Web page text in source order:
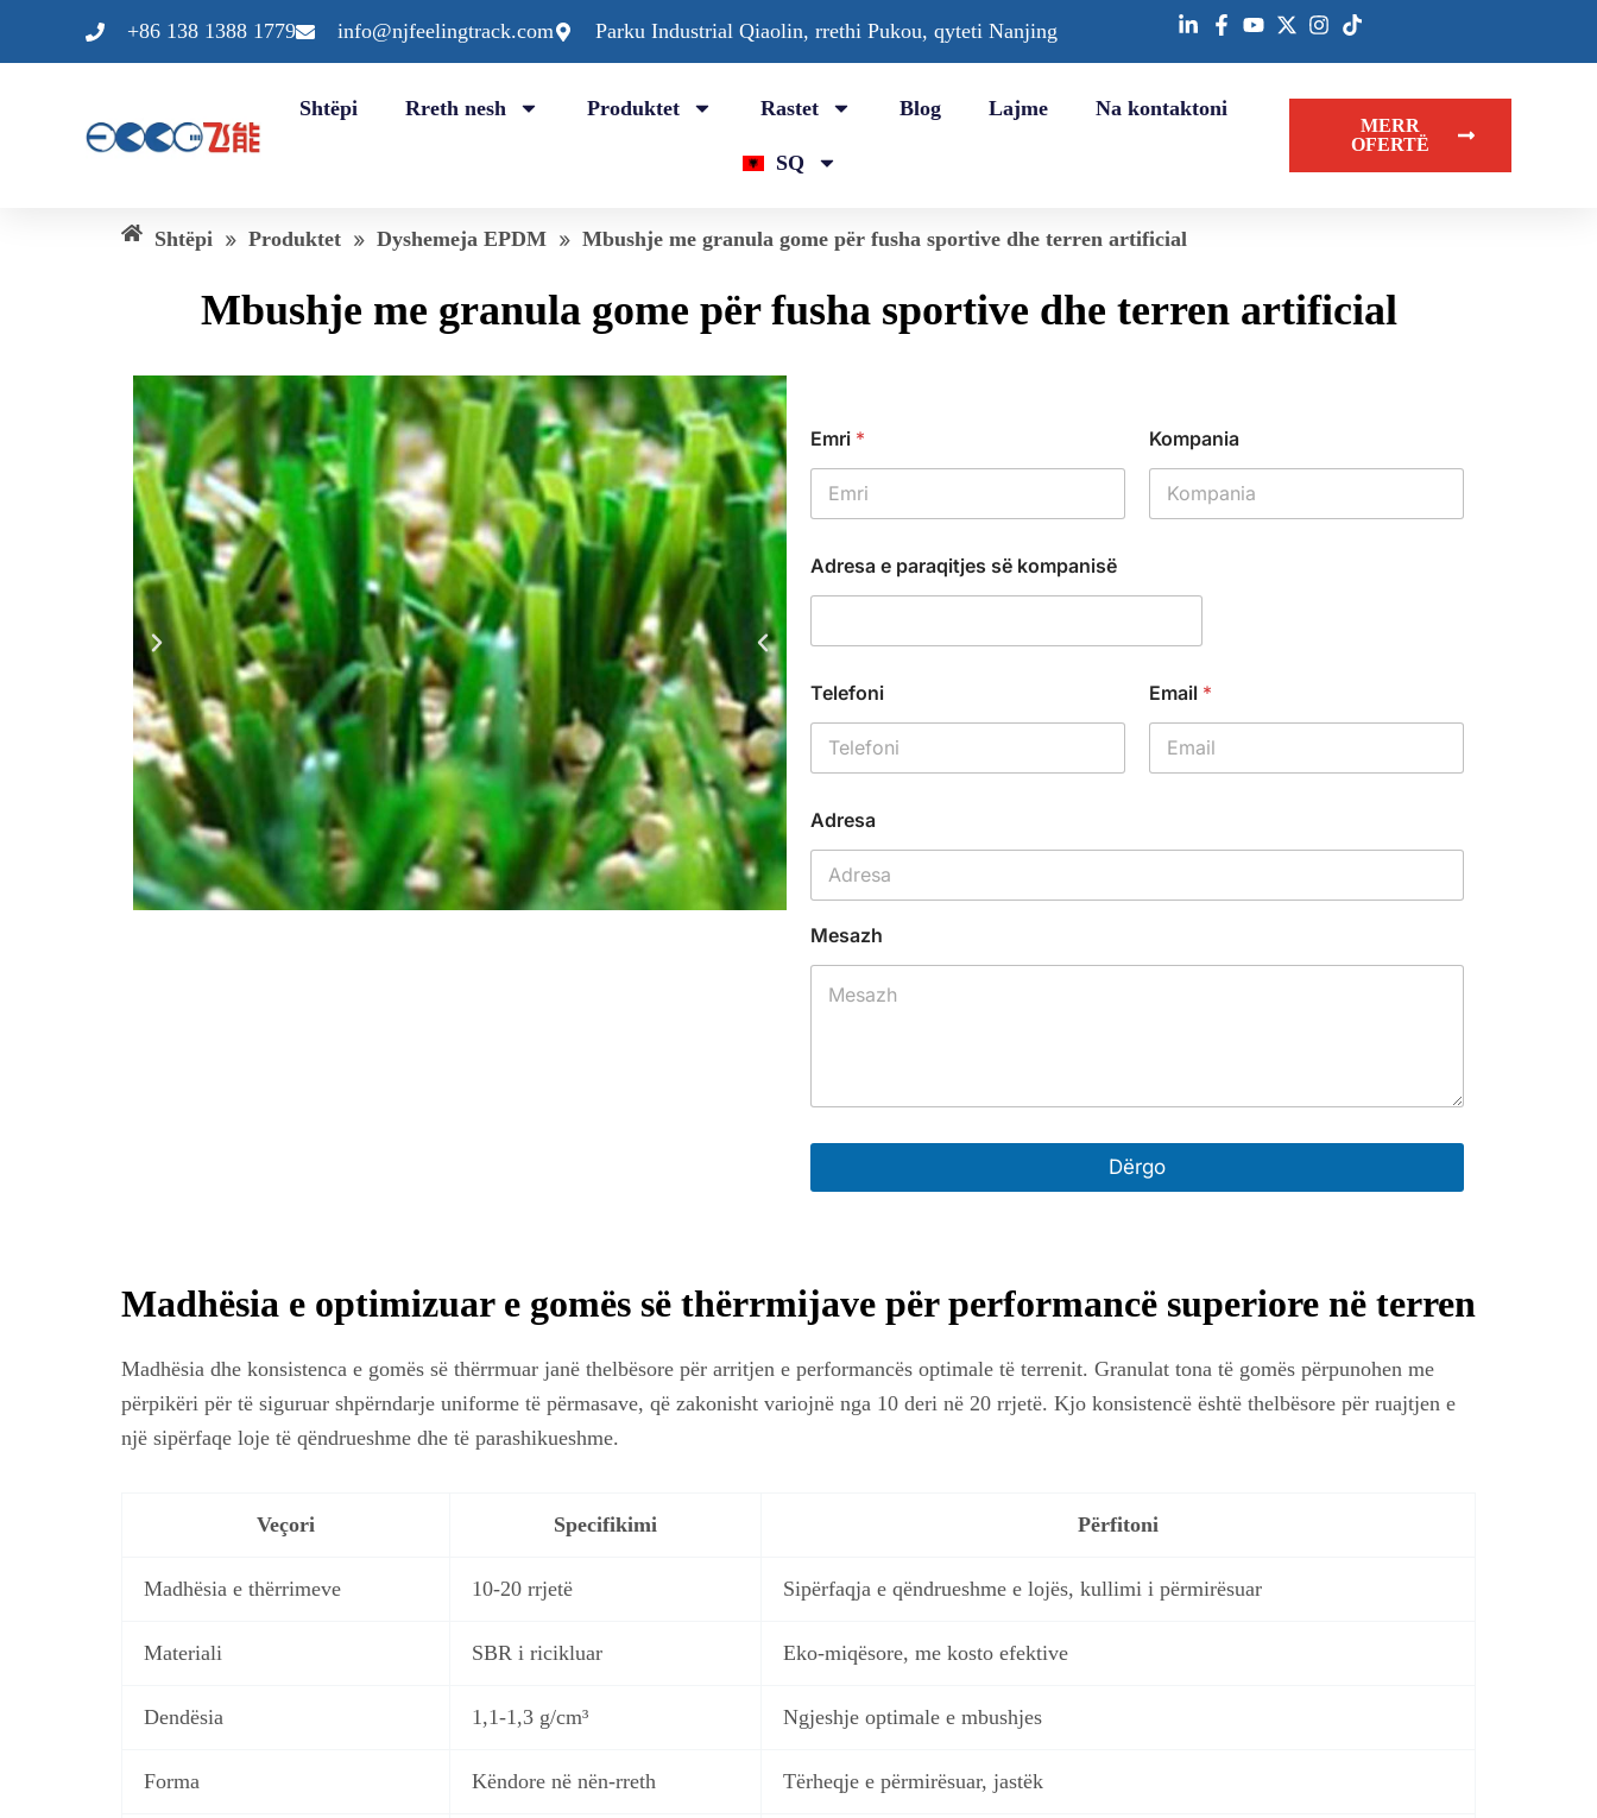
+86 138 1388 1779 info@njfeelingtrack.com Parku Industrial Qiaolin, rrethi Pukou, qyteti Nanjing
Shtëpi Rreth nesh Produktet Rastet Blog Lajme Na kontaktoni
SQ
MERR
OFERTË
Shtëpi » Produktet » Dyshemeja EPDM » Mbushje me granula gome për fusha sportive dhe terren artificial
Mbushje me granula gome për fusha sportive dhe terren artificial
Emri * Kompania
Adresa e paraqitjes së kompanisë
Telefoni Email *
Adresa
Mesazh
Dërgo
Madhësia e optimizuar e gomës së thërrmijave për performancë superiore në terren
Madhësia dhe konsistenca e gomës së thërrmuar janë thelbësore për arritjen e performancës optimale të terrenit. Granulat tona të gomës përpunohen me
përpikëri për të siguruar shpërndarje uniforme të përmasave, që zakonisht variojnë nga 10 deri në 20 rrjetë. Kjo konsistencë është thelbësore për ruajtjen e
një sipërfaqe loje të qëndrueshme dhe të parashikueshme.
Veçori Specifikimi Përfitoni
Madhësia e thërrimeve 10-20 rrjetë Sipërfaqja e qëndrueshme e lojës, kullimi i përmirësuar
Materiali SBR i ricikluar Eko-miqësore, me kosto efektive
Dendësia 1,1-1,3 g/cm³ Ngjeshje optimale e mbushjes
Forma Këndore në nën-rreth Tërheqje e përmirësuar, jastëk